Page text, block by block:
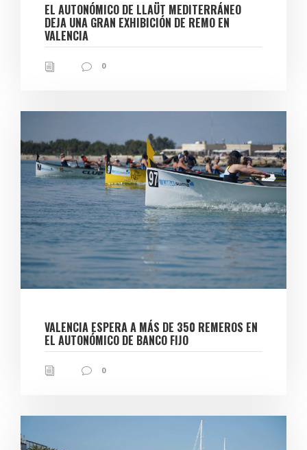
EL AUTONÓMICO DE LLAÜT MEDITERRÁNEO
DEJA UNA GRAN EXHIBICIÓN DE REMO EN
VALENCIA
0
VALENCIA ESPERA A MÁS DE 350 REMEROS EN
EL AUTONÓMICO DE BANCO FIJO
0